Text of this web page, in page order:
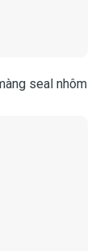
seal nhôm